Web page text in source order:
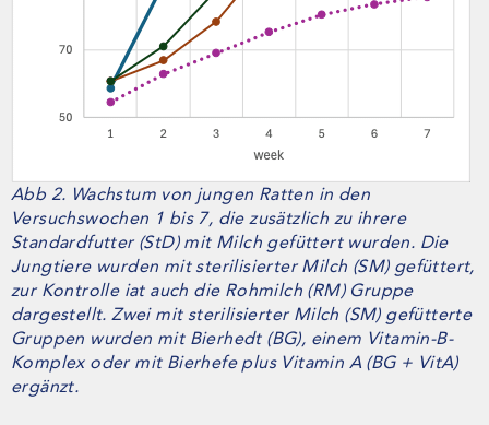
Abb 2. Wachstum von jungen Ratten in den
Versuchswochen 1 bis 7, die zusätzlich zu ihrere
Standardfutter (StD) mit Milch gefüttert wurden. Die
Jungtiere wurden mit sterilisierter Milch (SM) gefüttert,
zur Kontrolle iat auch die Rohmilch (RM) Gruppe
dargestellt. Zwei mit sterilisierter Milch (SM) gefütterte
Gruppen wurden mit Bierhedt (BG), einem Vitamin-B-
Komplex oder mit Bierhefe plus Vitamin A (BG + VitA)
ergänzt.